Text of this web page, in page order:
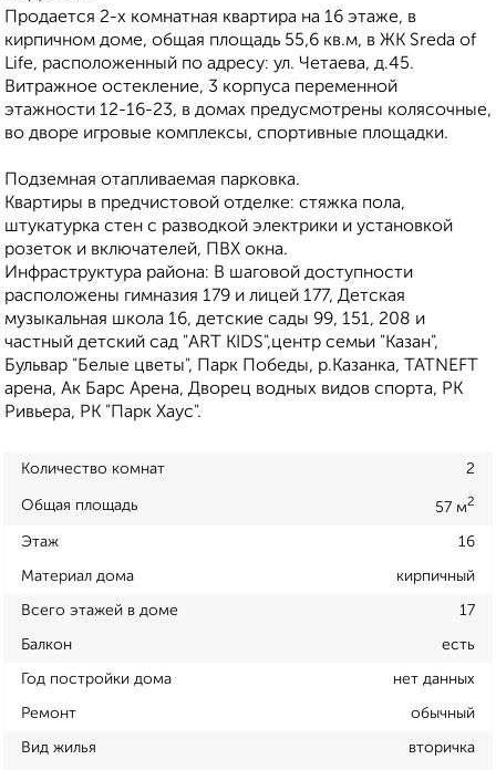
Продается 2-х комнатная квартира на 16 этаже, в
кирпичном доме, общая площадь 55,6 кв.м, в ЖК Sreda of
Life, расположенный по адресу: ул. Четаева, д.45.
Витражное остекление, 3 корпуса переменной
этажности 12-16-23, в домах предусмотрены колясочные,
во дворе игровые комплексы, спортивные площадки.
Подземная отапливаемая парковка.
Квартиры в предчистовой отделке: стяжка пола,
штукатурка стен с разводкой электрики и установкой
розеток и включателей, ПВХ окна.
Инфраструктура района: В шаговой доступности
расположены гимназия 179 и лицей 177, Детская
музыкальная школа 16, детские сады 99, 151, 208 и
частный детский сад "ART KIDS",центр семьи "Казан",
Бульвар "Белые цветы", Парк Победы, р.Казанка, TATNEFT
арена, Ак Барс Арена, Дворец водных видов спорта, РК
Ривьера, РК "Парк Хаус".
Количество комнат 2
Общая площадь 57 м2
Этаж 16
Материал дома кирпичный
Всего этажей в доме 17
Балкон есть
Год постройки дома нет данных
Ремонт обычный
Вид жилья вторичка